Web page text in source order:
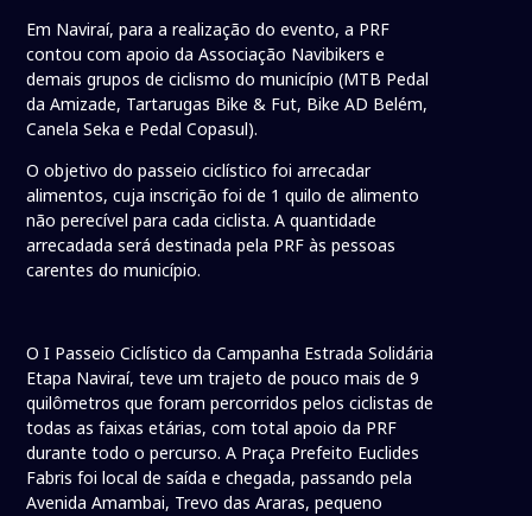
Em Naviraí, para a realização do evento, a PRF
contou com apoio da Associação Navibikers e
demais grupos de ciclismo do município (MTB Pedal
da Amizade, Tartarugas Bike & Fut, Bike AD Belém,
Canela Seka e Pedal Copasul).
O objetivo do passeio ciclístico foi arrecadar
alimentos, cuja inscrição foi de 1 quilo de alimento
não perecível para cada ciclista. A quantidade
arrecadada será destinada pela PRF às pessoas
carentes do município.
O I Passeio Ciclístico da Campanha Estrada Solidária
Etapa Naviraí, teve um trajeto de pouco mais de 9
quilômetros que foram percorridos pelos ciclistas de
todas as faixas etárias, com total apoio da PRF
durante todo o percurso. A Praça Prefeito Euclides
Fabris foi local de saída e chegada, passando pela
Avenida Amambai, Trevo das Araras, pequeno